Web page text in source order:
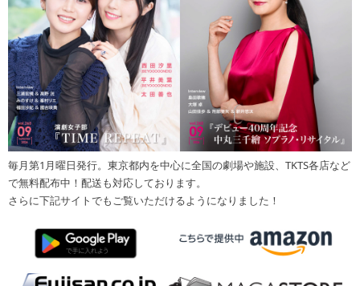
毎月第1月曜日発行。東京都内を中心に全国の劇場や施設、TKTS各店など
で無料配布中！配送も対応しております。
さらに下記サイトでもご覧いただけるようになりました！